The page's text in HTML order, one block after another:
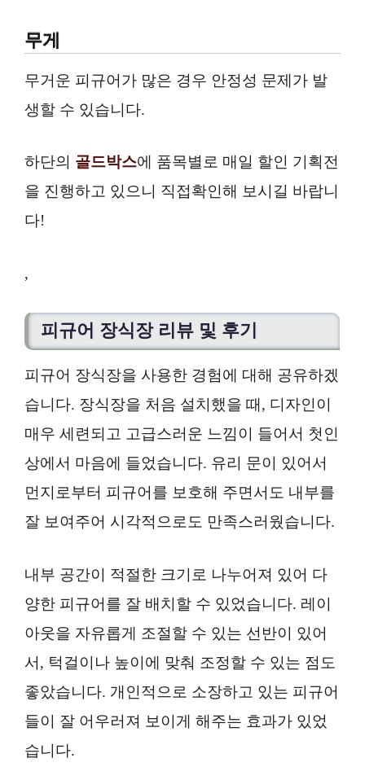
무게
무거운 피규어가 많은 경우 안정성 문제가 발
생할 수 있습니다.
하단의 골드박스에 품목별로 매일 할인 기획전
을 진행하고 있으니 직접확인해 보시길 바랍니
다!
,
피규어 장식장 리뷰 및 후기
피규어 장식장을 사용한 경험에 대해 공유하겠
습니다. 장식장을 처음 설치했을 때, 디자인이
매우 세련되고 고급스러운 느낌이 들어서 첫인
상에서 마음에 들었습니다. 유리 문이 있어서
먼지로부터 피규어를 보호해 주면서도 내부를
잘 보여주어 시각적으로도 만족스러웠습니다.
내부 공간이 적절한 크기로 나누어져 있어 다
양한 피규어를 잘 배치할 수 있었습니다. 레이
아웃을 자유롭게 조절할 수 있는 선반이 있어
서, 턱걸이나 높이에 맞춰 조정할 수 있는 점도
좋았습니다. 개인적으로 소장하고 있는 피규어
들이 잘 어우러져 보이게 해주는 효과가 있었
습니다.